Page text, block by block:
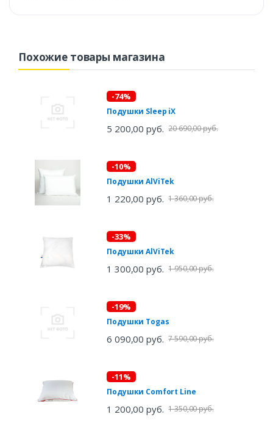
Похожие товары магазина
-74%
Подушки Sleep iX
5 200,00 руб. 20 690,00 руб.
-10%
Подушки AlViTek
1 220,00 руб. 1 360,00 руб.
-33%
Подушки AlViTek
1 300,00 руб. 1 950,00 руб.
-19%
Подушки Togas
6 090,00 руб. 7 590,00 руб.
-11%
Подушки Comfort Line
1 200,00 руб. 1 350,00 руб.